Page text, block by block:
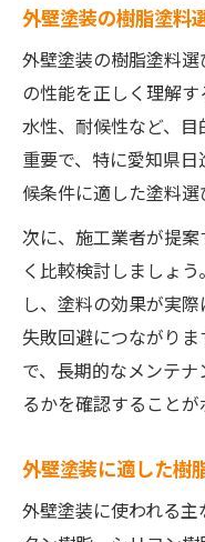
外壁塗装で
較
外壁塗装で
係
住宅の立地
説
名古屋近郊で注
名古屋近
る理由
外壁塗装で
外壁塗装の
外壁塗装で
外壁塗装の樹脂塗料
外壁塗装の樹脂塗料
の性能を正しく理解
水性、耐候性など、
重要で、特に愛知県
候条件に適した塗料選
次に、施工業者が提
く比較検討しましょ
し、塗料の効果が実
失敗回避につながり
で、長期的なメンテ
るかを確認することが
外壁塗装に適した樹
外壁塗装に使われる